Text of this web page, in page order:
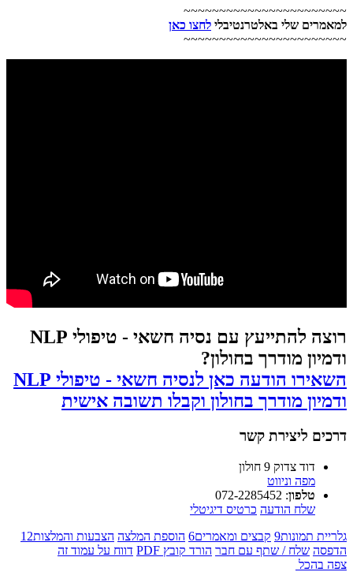
~~~~~~~~~~~~~~~~~~~~~~~
למאמרים שלי באלטרנטיבלי לחצו כאן
~~~~~~~~~~~~~~~~~~~~~~~
רוצה להתייעץ עם נסיה חשאי - טיפולי NLP
ודמיון מודרך בחולון?
השאירו הודעה כאן לנסיה חשאי - טיפולי NLP
ודמיון מודרך בחולון וקבלו תשובה אישית
דרכים ליצירת קשר
דוד צדוק 9 חולון
מפה וניווט
טלפון:
072-2285452
שלח הודעה כרטיס דיגיטלי
גלריית תמונות9 קבצים ומאמרים6 הוספת המלצה הצבעות והמלצות12
הדפסה שלח / שתף עם חבר הורד קובץ PDF
דווח על עמוד זה
צפה בהכל